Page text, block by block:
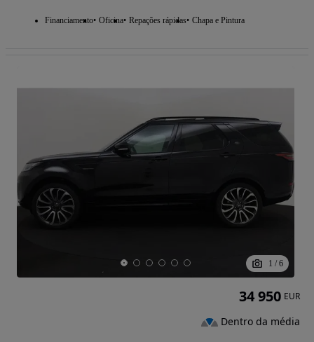
Financiamento Oficina Repações rápidas Chapa e Pintura
1 / 6
34 950 EUR
Dentro da média